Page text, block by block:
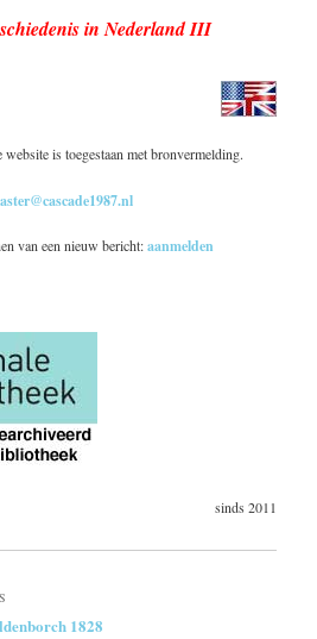
in Nederland III
is toegestaan met bronvermelding.
van een nieuw bericht:aanmelden
sinds 2011
1828